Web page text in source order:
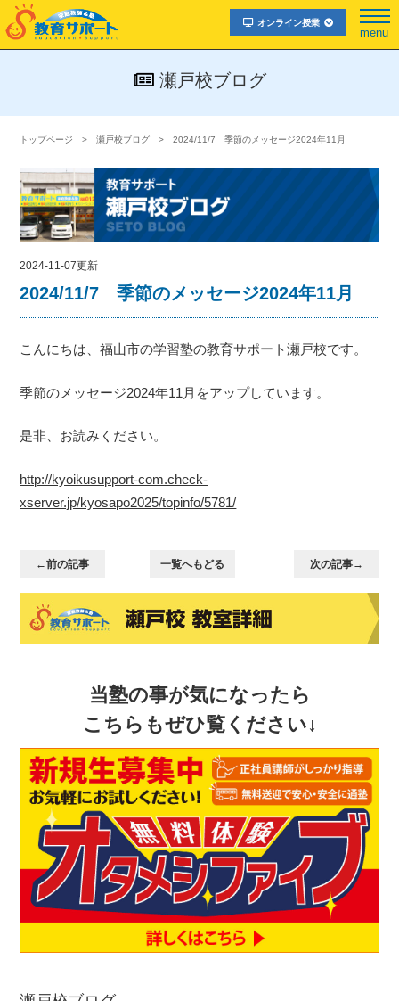
オンライン授業
menu
瀬戸校ブログ
トップページ 瀬戸校ブログ 2024/11/7 季節のメッセージ2024年11月
2024-11-07更新
2024/11/7 季節のメッセージ2024年11月
こんにちは、福山市の学習塾の教育サポート瀬戸校です。
季節のメッセージ2024年11月をアップしています。
是非、お読みください。
http://kyoikusupport-com.check-
xserver.jp/kyosapo2025/topinfo/5781/
←前の記事 一覧へもどる 次の記事→
当塾の事が気になったら
こちらもぜひ覧ください↓